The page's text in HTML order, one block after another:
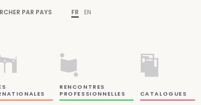
PAR PAYS FR EN
RENCONTRES
PROFESSIONNELLES
CATALOGUES